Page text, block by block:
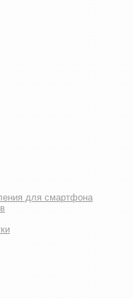
для смартфона